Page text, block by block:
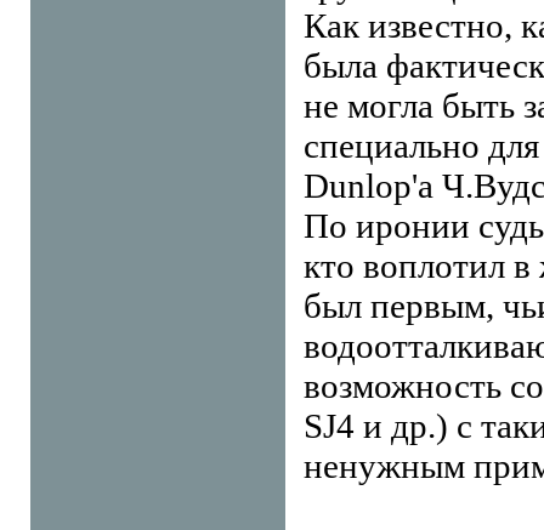
Как известно,
была
не могла быть
специально
Dunlop'a
По иронии
кто воплотил
был первым,
возможность
SJ4 и др.) с
ненужным